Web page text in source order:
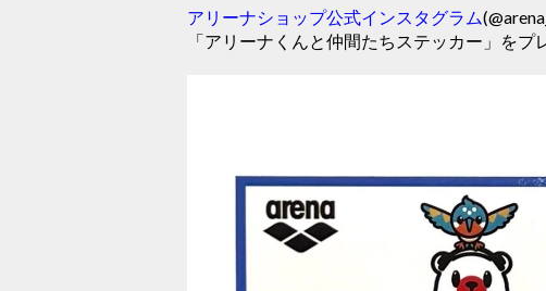
アリーナショップ公式インスタグラム
「アリーナくんと仲間たちステッカー」をプ